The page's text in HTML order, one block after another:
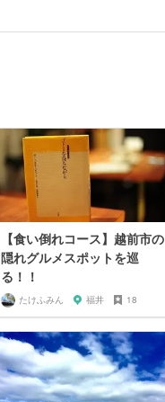
【食い倒れコース】越前市の
隠れグルメスポットを巡
る！！
たけふみん 福井 18